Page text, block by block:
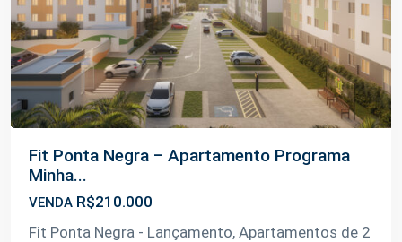
Fit Ponta Negra – Apartamento Programa
Minha...
VENDA R$210.000
Fit Ponta Negra - Lançamento, Apartamentos de 2